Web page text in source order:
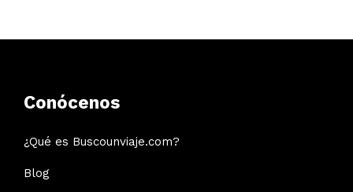
Conócenos
¿Qué es Buscounviaje.com?
Blog